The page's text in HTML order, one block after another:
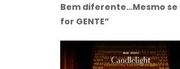
Bem diferente…Mesmo se
for GENTE”